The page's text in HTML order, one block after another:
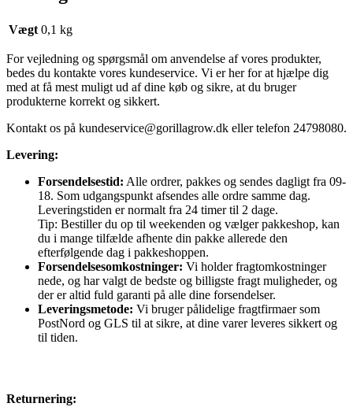
Vægt 0,1 kg
For vejledning og spørgsmål om anvendelse af vores produkter,
bedes du kontakte vores kundeservice. Vi er her for at hjælpe dig
med at få mest muligt ud af dine køb og sikre, at du bruger
produkterne korrekt og sikkert.
Kontakt os på kundeservice@gorillagrow.dk eller telefon 24798080.
Levering:
Forsendelsestid: Alle ordrer, pakkes og sendes dagligt fra 09-
18. Som udgangspunkt afsendes alle ordre samme dag.
Leveringstiden er normalt fra 24 timer til 2 dage.
Tip: Bestiller du op til weekenden og vælger pakkeshop, kan
du i mange tilfælde afhente din pakke allerede den
efterfølgende dag i pakkeshoppen.
Forsendelsesomkostninger: Vi holder fragtomkostninger
nede, og har valgt de bedste og billigste fragt muligheder, og
der er altid fuld garanti på alle dine forsendelser.
Leveringsmetode: Vi bruger pålidelige fragtfirmaer som
PostNord og GLS til at sikre, at dine varer leveres sikkert og
til tiden.
Returnering: